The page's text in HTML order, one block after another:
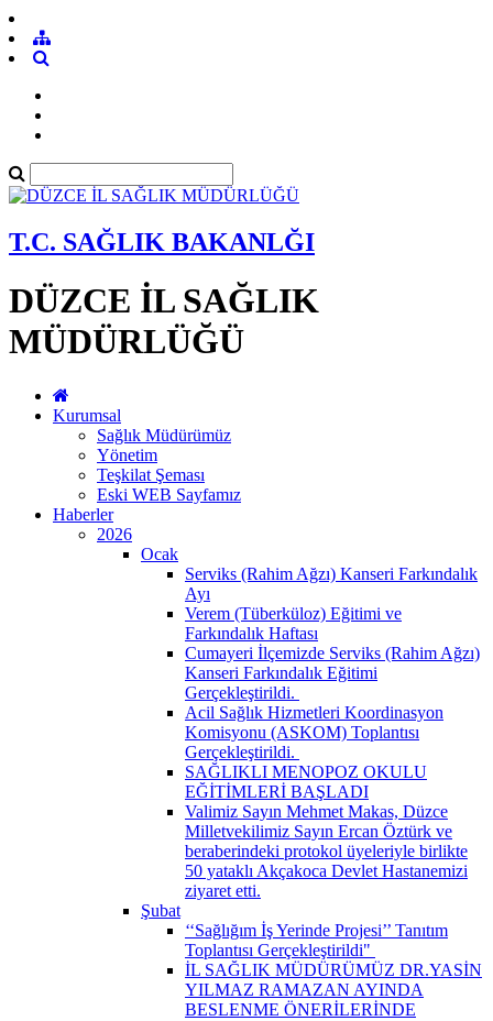
T.C. SAĞLIK BAKANLĞI
DÜZCE İL SAĞLIK
MÜDÜRLÜĞÜ
Kurumsal
Sağlık Müdürümüz
Yönetim
Teşkilat Şeması
Eski WEB Sayfamız
Haberler
2026
Ocak
Serviks (Rahim Ağzı) Kanseri Farkındalık
Ayı
Verem (Tüberküloz) Eğitimi ve
Farkındalık Haftası
Cumayeri İlçemizde Serviks (Rahim Ağzı)
Kanseri Farkındalık Eğitimi
Gerçekleştirildi. ​
Acil Sağlık Hizmetleri Koordinasyon
Komisyonu (ASKOM) Toplantısı
Gerçekleştirildi. ​
SAĞLIKLI MENOPOZ OKULU
EĞİTİMLERİ BAŞLADI
Valimiz Sayın Mehmet Makas, Düzce
Milletvekilimiz Sayın Ercan Öztürk ve
beraberindeki protokol üyeleriyle birlikte
50 yataklı Akçakoca Devlet Hastanemizi
ziyaret etti.
Şubat
‘‘Sağlığım İş Yerinde Projesi’’ Tanıtım
Toplantısı Gerçekleştirildi" ​
İL SAĞLIK MÜDÜRÜMÜZ DR.YASİN
YILMAZ RAMAZAN AYINDA
BESLENME ÖNERİLERİNDE